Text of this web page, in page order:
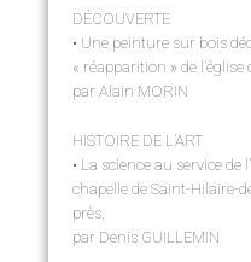
DÉCOUVERTE
• Une peinture sur bois
« réapparition » de
par Alain MORIN
HISTOIRE DE L’ART
• La science au service de
chapelle de Saint-Hilaire-
près,
par Denis GUILLEMIN